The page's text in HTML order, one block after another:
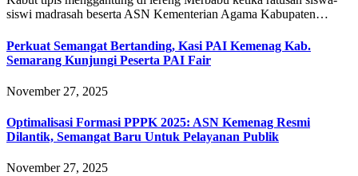
siswi madrasah beserta ASN Kementerian Agama Kabupaten…
Perkuat Semangat Bertanding, Kasi PAI Kemenag Kab.
Semarang Kunjungi Peserta PAI Fair
November 27, 2025
Optimalisasi Formasi PPPK 2025: ASN Kemenag Resmi
Dilantik, Semangat Baru Untuk Pelayanan Publik
November 27, 2025